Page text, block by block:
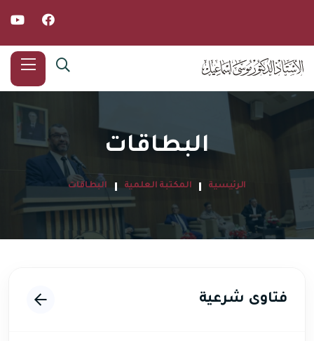
البطاقات
الرئيسية المكتبة العلمية البطاقات
فتاوى شرعية